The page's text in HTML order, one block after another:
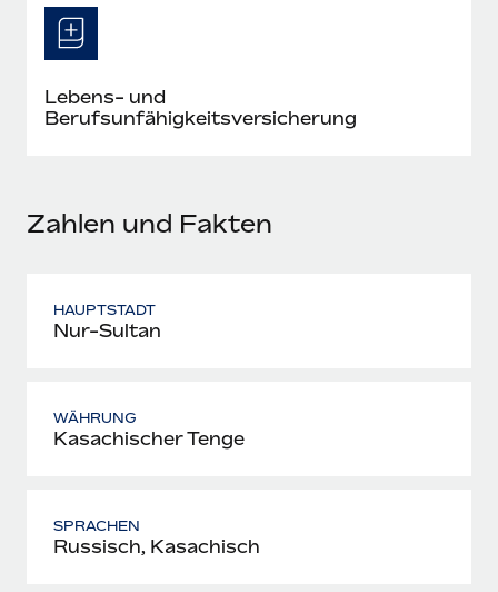
Mehr erfahren
Lebens- und
Berufsunfähigkeitsversicherung
Zahlen und Fakten
HAUPTSTADT
Nur-Sultan
WÄHRUNG
Kasachischer Tenge
SPRACHEN
Russisch, Kasachisch